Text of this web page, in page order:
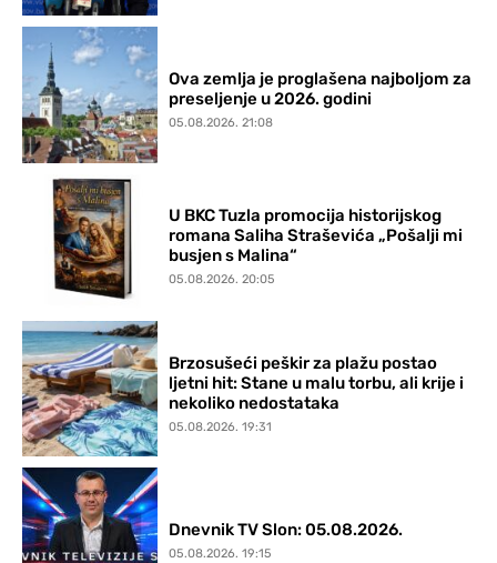
Ova zemlja je proglašena najboljom za
preseljenje u 2026. godini
05.08.2026. 21:08
U BKC Tuzla promocija historijskog
romana Saliha Straševića „Pošalji mi
busjen s Malina“
05.08.2026. 20:05
Brzosušeći peškir za plažu postao
ljetni hit: Stane u malu torbu, ali krije i
nekoliko nedostataka
05.08.2026. 19:31
Dnevnik TV Slon: 05.08.2026.
05.08.2026. 19:15